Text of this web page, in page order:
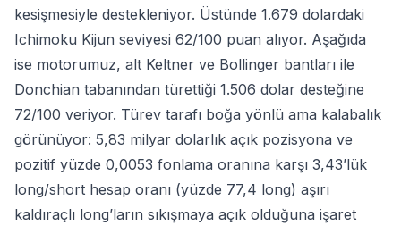
kesişmesiyle destekleniyor. Üstünde 1.679 dolardaki
Ichimoku Kijun seviyesi 62/100 puan alıyor. Aşağıda
ise motorumuz, alt Keltner ve Bollinger bantları ile
Donchian tabanından türettiği 1.506 dolar desteğine
72/100 veriyor. Türev tarafı boğa yönlü ama kalabalık
görünüyor: 5,83 milyar dolarlık açık pozisyona ve
pozitif yüzde 0,0053 fonlama oranına karşı 3,43’lük
long/short hesap oranı (yüzde 77,4 long) aşırı
kaldıraçlı long’ların sıkışmaya açık olduğuna işaret